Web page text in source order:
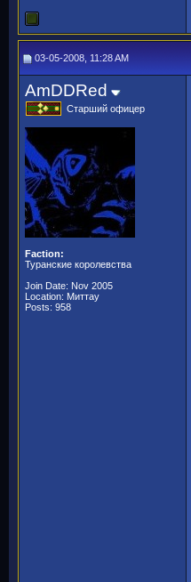
03-05-2008, 11:28 AM
AmDDRed
Старший офицер
Faction:
Туранские королевства
Join Date: Nov 2005
Location: Миттау
Posts: 958